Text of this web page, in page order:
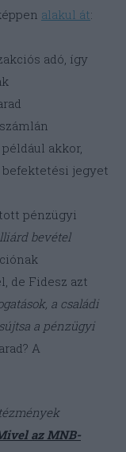
alakul át:
adó, így
akkor,
jegyet
pénzügyi
bevétel
de Fidesz azt
a családi
a pénzügyi
A
az MNB-